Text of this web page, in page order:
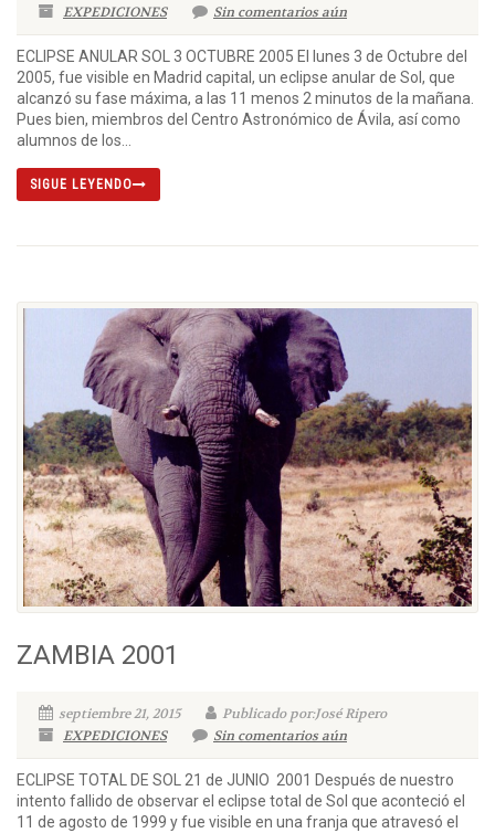
EXPEDICIONES
Sin comentarios aún
ECLIPSE ANULAR SOL 3 OCTUBRE 2005 El lunes 3 de Octubre del
2005, fue visible en Madrid capital, un eclipse anular de Sol, que
alcanzó su fase máxima, a las 11 menos 2 minutos de la mañana.
Pues bien, miembros del Centro Astronómico de Ávila, así como
alumnos de los...
SIGUE LEYENDO
ZAMBIA 2001
septiembre 21, 2015
Publicado por:José Ripero
EXPEDICIONES
Sin comentarios aún
ECLIPSE TOTAL DE SOL 21 de JUNIO 2001 Después de nuestro
intento fallido de observar el eclipse total de Sol que aconteció el
11 de agosto de 1999 y fue visible en una franja que atravesó el